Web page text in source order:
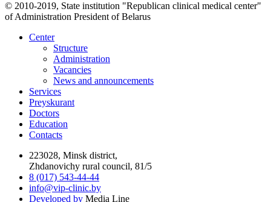
© 2010-2019, State institution "Republican clinical medical center"
of Administration President of Belarus
Center
Structure
Administration
Vacancies
News and announcements
Services
Preyskurant
Doctors
Education
Contacts
223028, Minsk district,
Zhdanovichy rural council, 81/5
8 (017) 543-44-44
info@vip-clinic.by
Developed by Media Line